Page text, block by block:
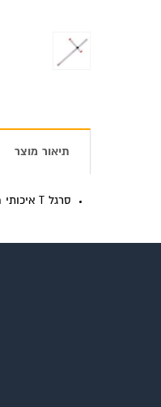
תיאור מוצר
סרגל T איכותי מיועד לסימון בלוחות גבס